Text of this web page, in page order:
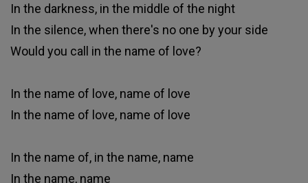
In the darkness, in the middle of the night
In the silence, when there's no one by your side
Would you call in the name of love?
In the name of love, name of love
In the name of love, name of love
In the name of, in the name, name
In the name, name